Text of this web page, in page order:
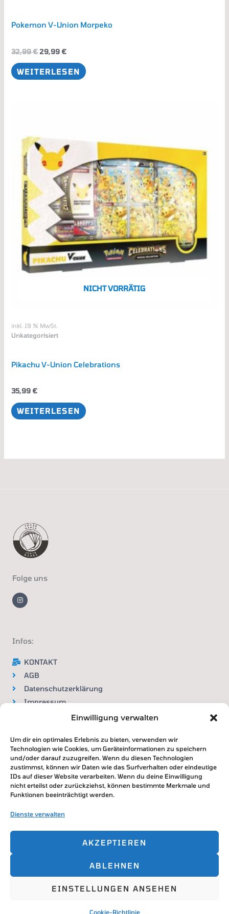
Einwilligung verwalten
Um dir ein optimales Erlebnis zu bieten, verwenden wir
Technologien wie Cookies, um Geräteinformationen zu speichern
und/oder darauf zuzugreifen. Wenn du diesen Technologien
zustimmst, können wir Daten wie das Surfverhalten oder eindeutige
IDs auf dieser Website verarbeiten. Wenn du deine Einwilligung
nicht erteilst oder zurückziehst, können bestimmte Merkmale und
Funktionen beeinträchtigt werden.
Dienste verwalten
AKZEPTIEREN
ABLEHNEN
EINSTELLUNGEN ANSEHEN
Cookie-Richtlinie
Pokemon V-Union Morpeko
32,99€ 29,99 €
WEITERLESEN
NICHT VORRÄTIG
inkl. 19 % MwSt.
Unkategorisiert
Pikachu V-Union Celebrations
35,99 €
WEITERLESEN
Folge uns
n
s
t
m
Infos:
KONTAKT
AGB
Datenschutzerklärung
Impressum
Widerrufsbelehrung
VERTRAG WIDERRUFEN
Zahlung & Versand
Copyright © 2026